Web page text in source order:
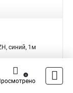
синий, 1м
Сравнить
0